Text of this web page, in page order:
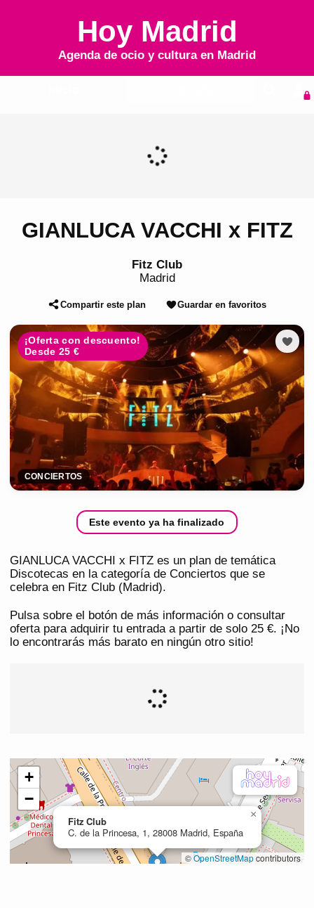
Hoy Madrid
Agenda de ocio y cultura en Madrid
GIANLUCA VACCHI x FITZ
Fitz Club
Madrid
Compartir este plan Guardar en favoritos
¡Oferta con descuento!
Desde 25 €
CONCIERTOS
Este evento ya ha finalizado
GIANLUCA VACCHI x FITZ es un plan de temática
Discotecas en la categoría de Conciertos que se
celebra en Fitz Club (Madrid).
Pulsa sobre el botón de más información o consultar
oferta para adquirir tu entrada a partir de solo 25 €. ¡No
lo encontrarás más barato en ningún otro sitio!